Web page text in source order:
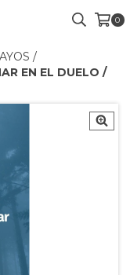
0
/
EN EL DUELO /